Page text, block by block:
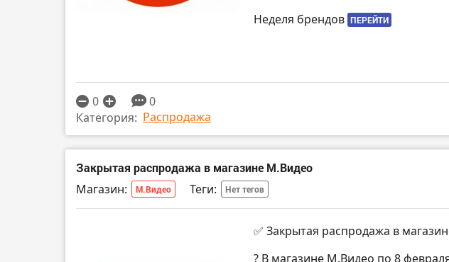
Неделя брендов ПЕРЕЙТИ
0
0
Категория: Распродажа
Закрытая распродажа в магазине М.Видео
Магазин: М.Видео Теги: Нет тегов
✅ Закрытая распродажа в
? В магазине М.Видео по 8